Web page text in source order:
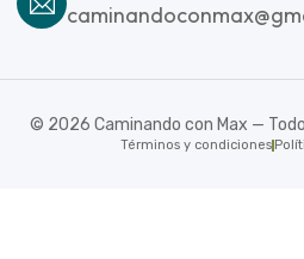
© 2026 Caminando con Max —
Términos y condiciones